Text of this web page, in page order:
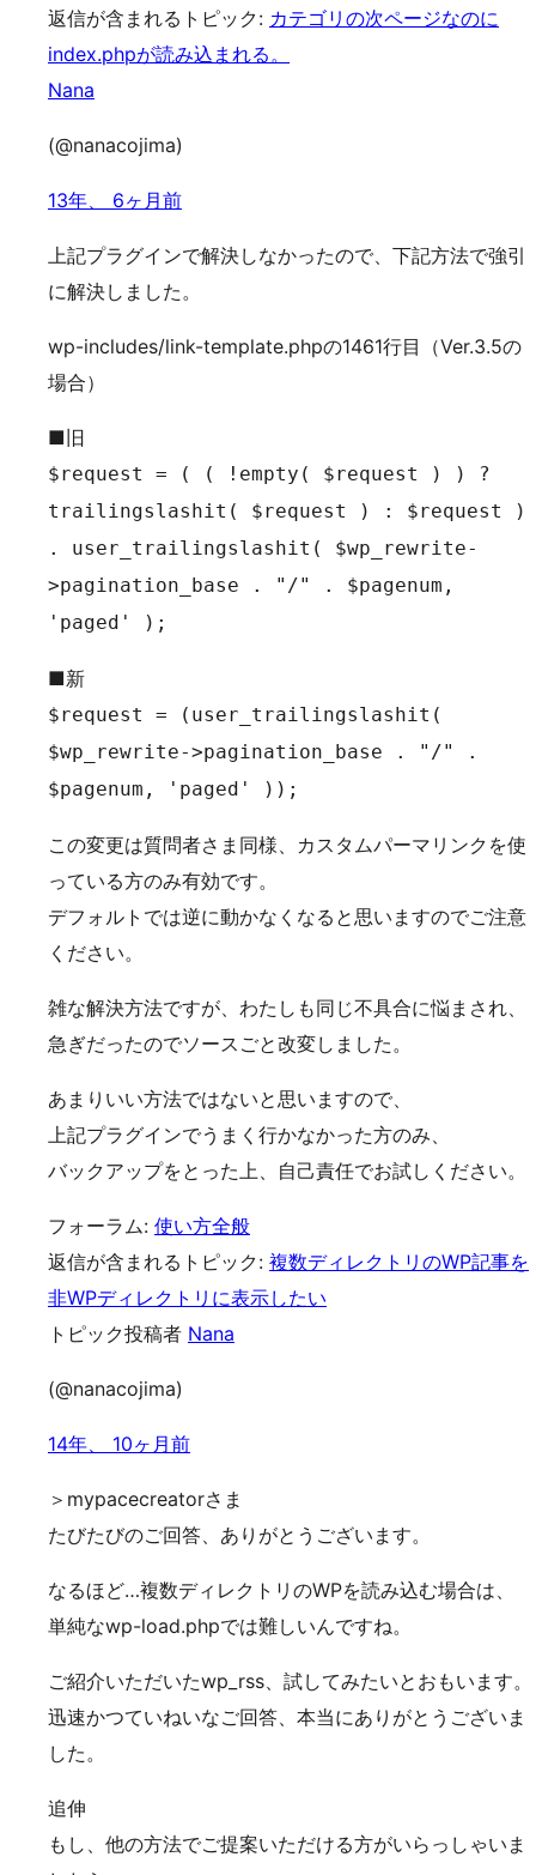
返信が含まれるトピック: カテゴリの次ページなのに
index.phpが読み込まれる。
Nana
(@nanacojima)
13年、 6ヶ月前
上記プラグインで解決しなかったので、下記方法で強引
に解決しました。
wp-includes/link-template.phpの1461行目（Ver.3.5の
場合）
■旧
$request = ( ( !empty( $request ) ) ?
trailingslashit( $request ) : $request )
. user_trailingslashit( $wp_rewrite-
>pagination_base . "/" . $pagenum,
'paged' );
■新
$request = (user_trailingslashit(
$wp_rewrite->pagination_base . "/" .
$pagenum, 'paged' ));
この変更は質問者さま同様、カスタムパーマリンクを使
っている方のみ有効です。
デフォルトでは逆に動かなくなると思いますのでご注意
ください。
雑な解決方法ですが、わたしも同じ不具合に悩まされ、
急ぎだったのでソースごと改変しました。
あまりいい方法ではないと思いますので、
上記プラグインでうまく行かなかった方のみ、
バックアップをとった上、自己責任でお試しください。
フォーラム: 使い方全般
返信が含まれるトピック: 複数ディレクトリのWP記事を
非WPディレクトリに表示したい
トピック投稿者 Nana
(@nanacojima)
14年、 10ヶ月前
＞mypacecreatorさま
たびたびのご回答、ありがとうございます。
なるほど…複数ディレクトリのWPを読み込む場合は、
単純なwp-load.phpでは難しいんですね。
ご紹介いただいたwp_rss、試してみたいとおもいます。
迅速かつていねいなご回答、本当にありがとうございま
した。
追伸
もし、他の方法でご提案いただける方がいらっしゃいま